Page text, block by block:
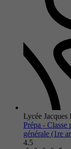
Lycée Jacques
Prépa - Classe
générale (1re
4.5